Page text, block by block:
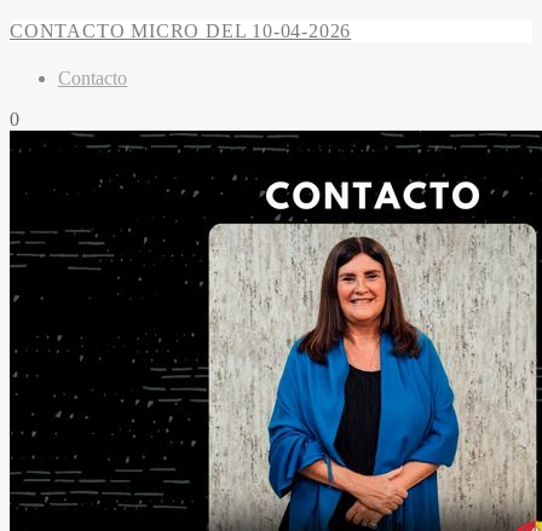
CONTACTO MICRO DEL 10-04-2026
Contacto
0